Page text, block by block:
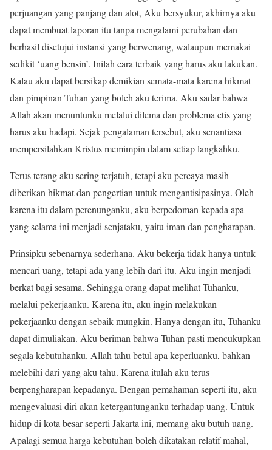
perjuangan yang panjang dan alot, Aku bersyukur, akhirnya aku
dapat membuat laporan itu tanpa mengalami perubahan dan
berhasil disetujui instansi yang berwenang, walaupun memakai
sedikit ‘uang bensin’. Inilah cara terbaik yang harus aku lakukan.
Kalau aku dapat bersikap demikian semata-mata karena hikmat
dan pimpinan Tuhan yang boleh aku terima. Aku sadar bahwa
Allah akan menuntunku melalui dilema dan problema etis yang
harus aku hadapi. Sejak pengalaman tersebut, aku senantiasa
mempersilahkan Kristus memimpin dalam setiap langkahku.
Terus terang aku sering terjatuh, tetapi aku percaya masih
diberikan hikmat dan pengertian untuk mengantisipasinya. Oleh
karena itu dalam perenunganku, aku berpedoman kepada apa
yang selama ini menjadi senjataku, yaitu iman dan pengharapan.
Prinsipku sebenarnya sederhana. Aku bekerja tidak hanya untuk
mencari uang, tetapi ada yang lebih dari itu. Aku ingin menjadi
berkat bagi sesama. Sehingga orang dapat melihat Tuhanku,
melalui pekerjaanku. Karena itu, aku ingin melakukan
pekerjaanku dengan sebaik mungkin. Hanya dengan itu, Tuhanku
dapat dimuliakan. Aku beriman bahwa Tuhan pasti mencukupkan
segala kebutuhanku. Allah tahu betul apa keperluanku, bahkan
melebihi dari yang aku tahu. Karena itulah aku terus
berpengharapan kepadanya. Dengan pemahaman seperti itu, aku
mengevaluasi diri akan ketergantunganku terhadap uang. Untuk
hidup di kota besar seperti Jakarta ini, memang aku butuh uang.
Apalagi semua harga kebutuhan boleh dikatakan relatif mahal,